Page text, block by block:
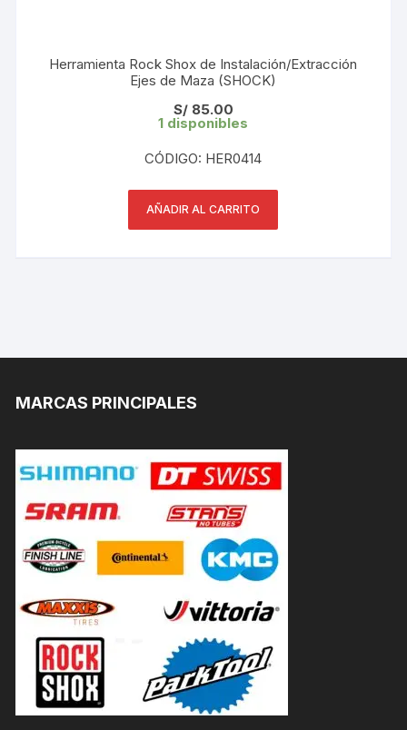
Herramienta Rock Shox de Instalación/Extracción
Ejes de Maza (SHOCK)
S/85.00
1 disponibles
CÓDIGO: HER0414
AÑADIR AL CARRITO
MARCAS PRINCIPALES